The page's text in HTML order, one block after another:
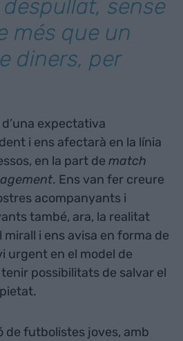
sense
més que un
diners, per
d’una expectativa
i ens afectarà en la línia
en la part de match
. Ens van fer creure
acompanyants i
també, ara, la realitat
i ens avisa en forma de
urgent en el model de
possibilitats de salvar el
de futbolistes joves, amb